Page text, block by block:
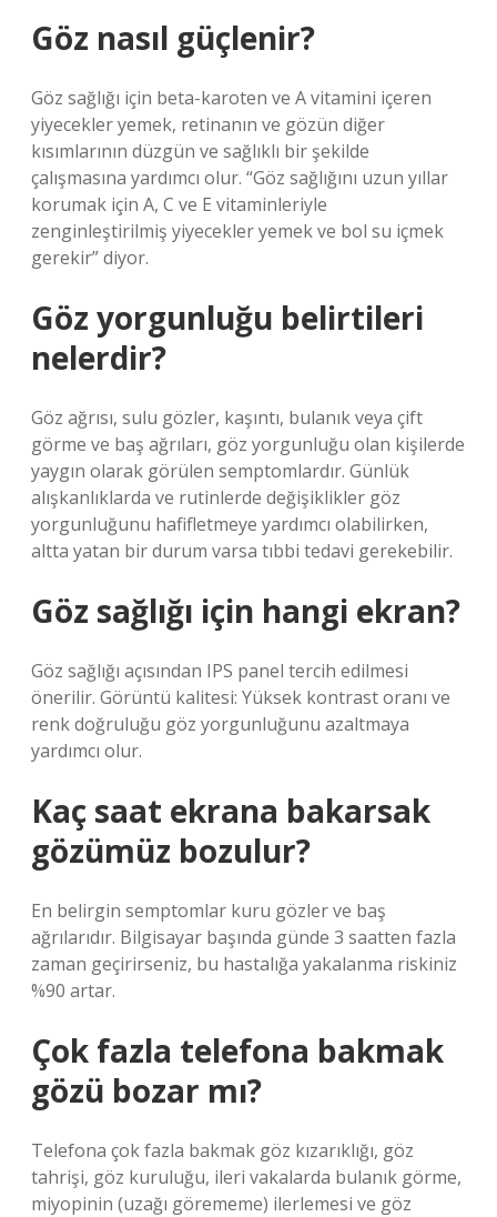
Göz nasıl güçlenir?
Göz sağlığı için beta-karoten ve A vitamini içeren
yiyecekler yemek, retinanın ve gözün diğer
kısımlarının düzgün ve sağlıklı bir şekilde
çalışmasına yardımcı olur. “Göz sağlığını uzun yıllar
korumak için A, C ve E vitaminleriyle
zenginleştirilmiş yiyecekler yemek ve bol su içmek
gerekir” diyor.
Göz yorgunluğu belirtileri
nelerdir?
Göz ağrısı, sulu gözler, kaşıntı, bulanık veya çift
görme ve baş ağrıları, göz yorgunluğu olan kişilerde
yaygın olarak görülen semptomlardır. Günlük
alışkanlıklarda ve rutinlerde değişiklikler göz
yorgunluğunu hafifletmeye yardımcı olabilirken,
altta yatan bir durum varsa tıbbi tedavi gerekebilir.
Göz sağlığı için hangi ekran?
Göz sağlığı açısından IPS panel tercih edilmesi
önerilir. Görüntü kalitesi: Yüksek kontrast oranı ve
renk doğruluğu göz yorgunluğunu azaltmaya
yardımcı olur.
Kaç saat ekrana bakarsak
gözümüz bozulur?
En belirgin semptomlar kuru gözler ve baş
ağrılarıdır. Bilgisayar başında günde 3 saatten fazla
zaman geçirirseniz, bu hastalığa yakalanma riskiniz
%90 artar.
Çok fazla telefona bakmak
gözü bozar mı?
Telefona çok fazla bakmak göz kızarıklığı, göz
tahrişi, göz kuruluğu, ileri vakalarda bulanık görme,
miyopinin (uzağı görememe) ilerlemesi ve göz